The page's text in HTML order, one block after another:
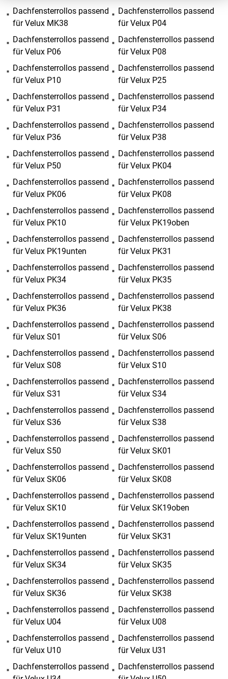
Dachfensterrollos passend
für Velux MK38
Dachfensterrollos passend
für Velux P04
Dachfensterrollos passend
für Velux P06
Dachfensterrollos passend
für Velux P08
Dachfensterrollos passend
für Velux P10
Dachfensterrollos passend
für Velux P25
Dachfensterrollos passend
für Velux P31
Dachfensterrollos passend
für Velux P34
Dachfensterrollos passend
für Velux P36
Dachfensterrollos passend
für Velux P38
Dachfensterrollos passend
für Velux P50
Dachfensterrollos passend
für Velux PK04
Dachfensterrollos passend
für Velux PK06
Dachfensterrollos passend
für Velux PK08
Dachfensterrollos passend
für Velux PK10
Dachfensterrollos passend
für Velux PK19oben
Dachfensterrollos passend
für Velux PK19unten
Dachfensterrollos passend
für Velux PK31
Dachfensterrollos passend
für Velux PK34
Dachfensterrollos passend
für Velux PK35
Dachfensterrollos passend
für Velux PK36
Dachfensterrollos passend
für Velux PK38
Dachfensterrollos passend
für Velux S01
Dachfensterrollos passend
für Velux S06
Dachfensterrollos passend
für Velux S08
Dachfensterrollos passend
für Velux S10
Dachfensterrollos passend
für Velux S31
Dachfensterrollos passend
für Velux S34
Dachfensterrollos passend
für Velux S36
Dachfensterrollos passend
für Velux S38
Dachfensterrollos passend
für Velux S50
Dachfensterrollos passend
für Velux SK01
Dachfensterrollos passend
für Velux SK06
Dachfensterrollos passend
für Velux SK08
Dachfensterrollos passend
für Velux SK10
Dachfensterrollos passend
für Velux SK19oben
Dachfensterrollos passend
für Velux SK19unten
Dachfensterrollos passend
für Velux SK31
Dachfensterrollos passend
für Velux SK34
Dachfensterrollos passend
für Velux SK35
Dachfensterrollos passend
für Velux SK36
Dachfensterrollos passend
für Velux SK38
Dachfensterrollos passend
für Velux U04
Dachfensterrollos passend
für Velux U08
Dachfensterrollos passend
für Velux U10
Dachfensterrollos passend
für Velux U31
Dachfensterrollos passend
Dachfensterrollos passend